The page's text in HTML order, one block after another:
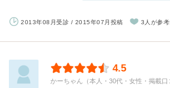
2013年08月受診 / 2015年07月投稿 3人が参
4.5
かーちゃん（本人・30代・女性・掲載口